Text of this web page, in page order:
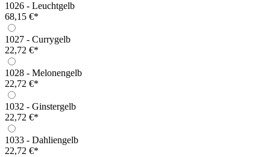
1026 - Leuchtgelb
68,15 €*
1027 - Currygelb
22,72 €*
1028 - Melonengelb
22,72 €*
1032 - Ginstergelb
22,72 €*
1033 - Dahliengelb
22,72 €*